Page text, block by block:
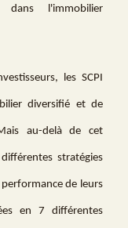
dans l'immobilier
les SCPI
diversifié et de
au-delà de cet
stratégies
de leurs
en 7 différentes